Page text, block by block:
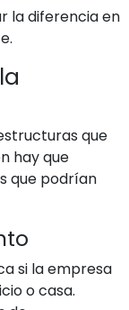
la diferencia en
que
hay que
que podrían
si la empresa
o casa.